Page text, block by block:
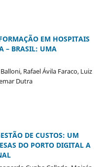
EM HOSPITAIS
– BRASIL: UMA
Rafael Ávila Faraco, Luiz
Dutra
DE CUSTOS: UM
DO PORTO DIGITAL A